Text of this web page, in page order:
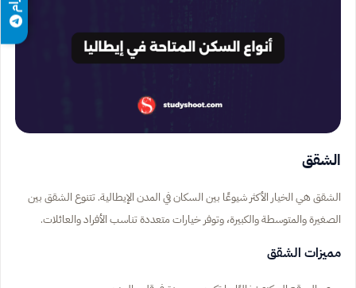
الشقق
الشقق هي الخيار الأكثر شيوعًا بين السكان في المدن الإيطالية. تتنوع الشقق بين
الصغيرة والمتوسطة والكبيرة، وتوفر خيارات متعددة تناسب الأفراد والعائلات.
مميزات الشقق